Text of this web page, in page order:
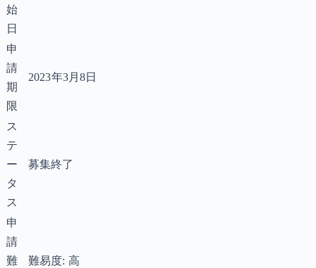
始
日
申
請
期
限
2023年3月8日
ス
テ
ー
タ
ス
募集終了
申
請
難
難易度: 高